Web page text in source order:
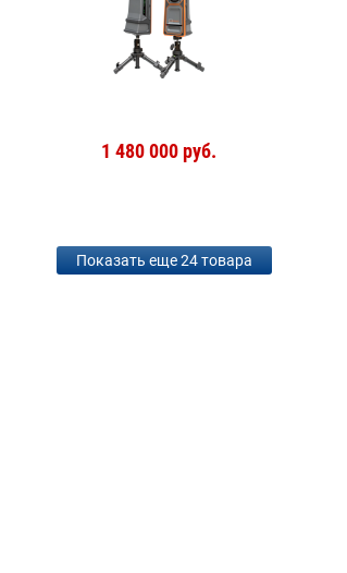
1 480 000 руб.
Показать еще 24 товара